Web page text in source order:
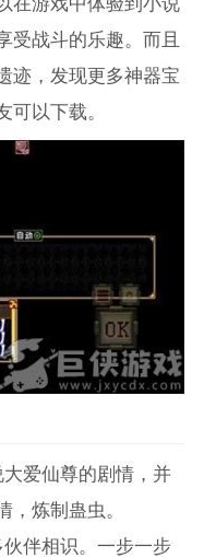
受战斗的乐趣。而且
迹，发现更多神器宝
以下载。
爱仙尊的剧情，并
炼制蛊虫。
伴相识。一步一步